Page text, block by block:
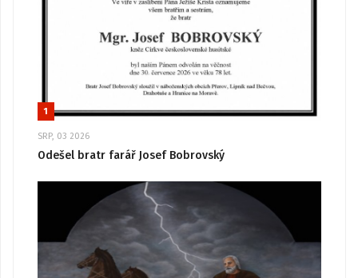
1
SRP, 03 2026
Odešel bratr farář Josef Bobrovský